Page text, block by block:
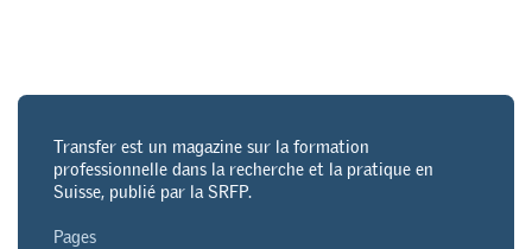
Transfer est un magazine sur la formation
professionnelle dans la recherche et la pratique en
Suisse, publié par la SRFP.
Pages